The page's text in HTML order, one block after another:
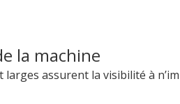
la machine
larges assurent la visibilité à